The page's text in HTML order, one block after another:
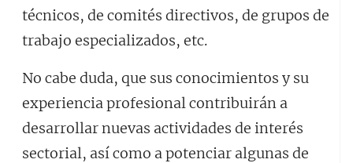
técnicos, de comités directivos, de grupos de
trabajo especializados, etc.
No cabe duda, que sus conocimientos y su
experiencia profesional contribuirán a
desarrollar nuevas actividades de interés
sectorial, así como a potenciar algunas de